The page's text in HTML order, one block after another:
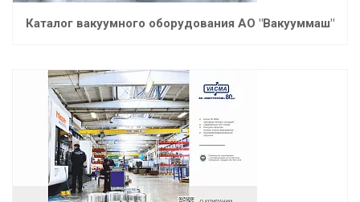
Каталог вакуумного оборудования АО "Вакууммаш"